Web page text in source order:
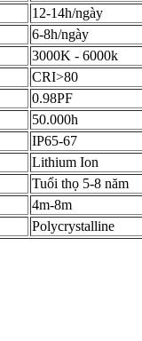
12-14h/ngày
6-8h/ngày
3000K - 6000k
CRI>80
0.98PF
50.000h
IP65-67
Lithium Ion
Tuổi thọ 5-8 năm
4m-8m
Polycrystalline